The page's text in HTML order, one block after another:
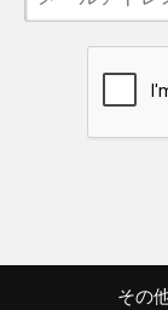
その